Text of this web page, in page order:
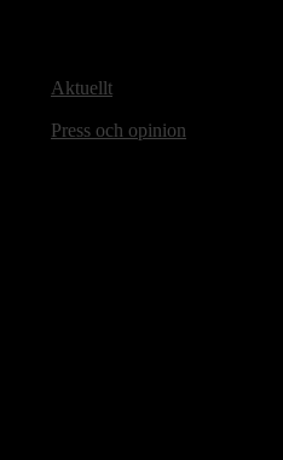
Aktuellt
Press och opinion